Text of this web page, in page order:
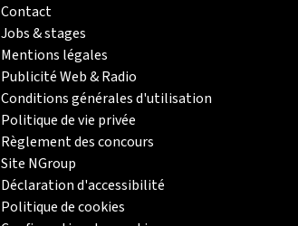
Contact
Jobs & stages
Mentions légales
Publicité Web & Radio
Conditions générales d'utilisation
Politique de vie privée
Règlement des concours
Site NGroup
Déclaration d'accessibilité
Politique de cookies